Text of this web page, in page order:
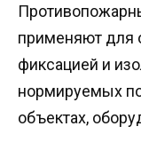
применяют для
фиксацией и
нормируемых
объектах,